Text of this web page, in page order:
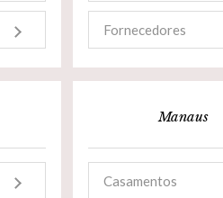
Fornecedores
Manaus
Casamentos